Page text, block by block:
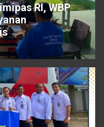
RI, WBP